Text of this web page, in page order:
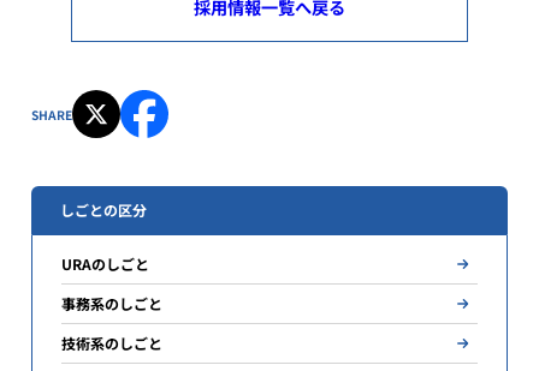
採用情報一覧へ戻る
SHARE
しごとの区分
URAのしごと
事務系のしごと
技術系のしごと